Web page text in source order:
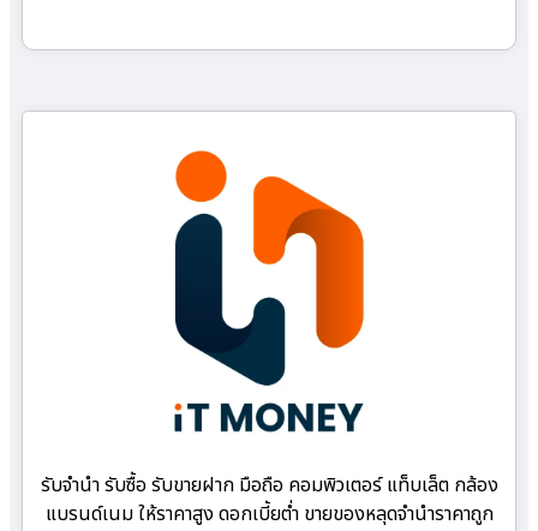
รับจำนำ รับซื้อ รับขายฝาก มือถือ คอมพิวเตอร์ แท็บเล็ต กล้อง
แบรนด์เนม ให้ราคาสูง ดอกเบี้ยต่ำ ขายของหลุดจำนำราคาถูก